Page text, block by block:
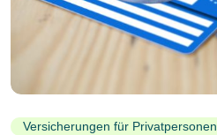
Versicherungen für Privatpersonen